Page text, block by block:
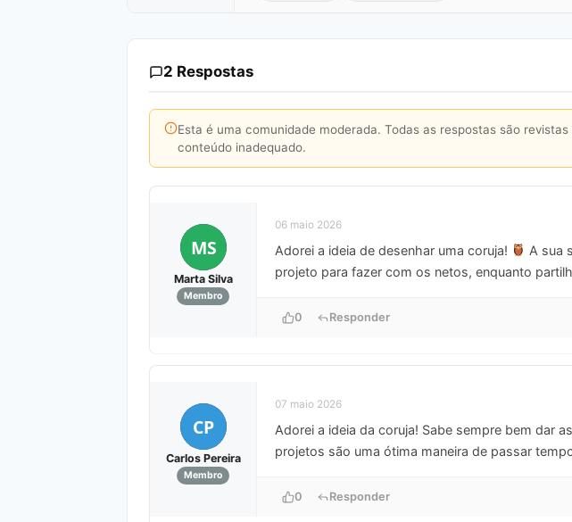
2 Respostas
Esta é uma comunidade moderada. Todas as respostas são
conteúdo inadequado.
MS
Marta Silva
Membro
06 maio 2026
Adorei a ideia de desenhar uma coruja!
A sua
projeto para fazer com os netos, enquanto
0 Responder
CP
Carlos Pereira
Membro
07 maio 2026
Adorei a ideia da coruja! Sabe sempre bem dar
projetos são uma ótima maneira de passar
0 Responder